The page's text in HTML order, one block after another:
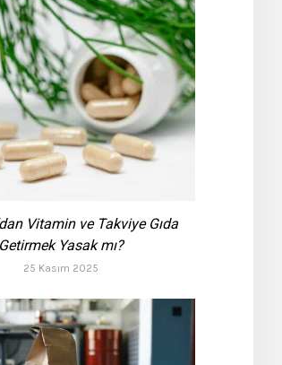
Vitamin ve Takviye Gıda
Getirmek Yasak mı?
25 Kasım 2025